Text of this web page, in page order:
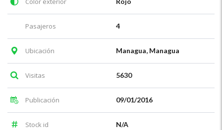
Pasajeros 4
Ubicación Managua, Managua
Visitas 5630
Publicación 09/01/2016
Stock id N/A